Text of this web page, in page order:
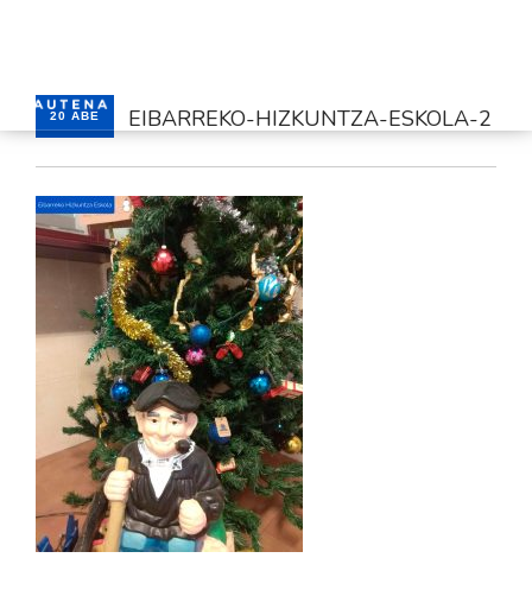
HASIERA
GAUTENA
AUTISMOA
KOMUNIKAZIOA
ZERBITZUAK
BERRIAK
HARREMANETARAKO
AREA PRIBATUA
EUSKARA
20 ABE EIBARREKO-HIZKUNTZA-ESKOLA-2